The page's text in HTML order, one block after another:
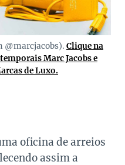
@marcjacobs). Clique na
Marc Jacobs e
de Luxo.
oficina de arreios
assim a